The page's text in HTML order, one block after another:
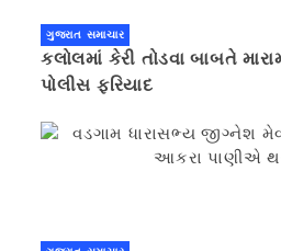
ગુજરાત સમાચાર
કલોલમાં કેરી તોડવા બાબતે
પોલીસ ફરિયાદ